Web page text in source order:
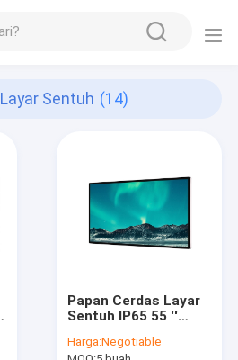
Sentuh (14)
Papan Cerdas Layar
Sentuh IP65 55 ''
Definisi Tinggi
Harga:Negotiable